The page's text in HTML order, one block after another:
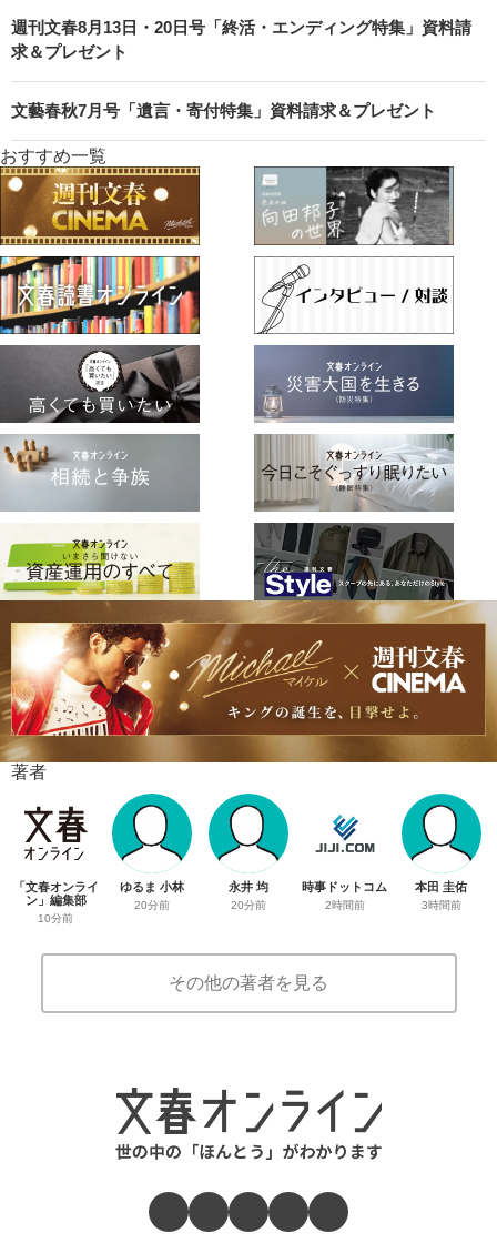
週刊文春8月13日・20日号「終活・エンディング特集」資料請
求＆プレゼント
文藝春秋7月号「遺言・寄付特集」資料請求＆プレゼント
おすすめ一覧
著者
「文春オンライ
ン」編集部
10分前
ゆるま 小林
20分前
永井 均
20分前
時事ドットコム
2時間前
本田 圭佑
3時間前
その他の著者を見る